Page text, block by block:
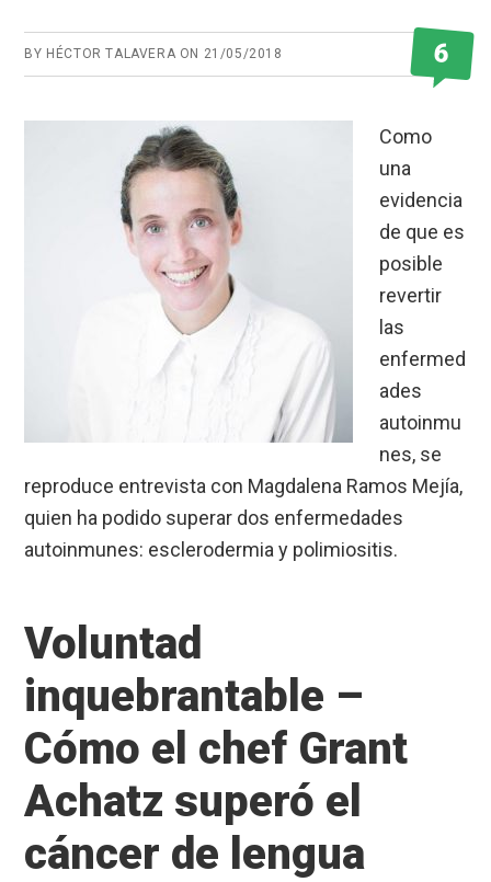
BY HÉCTOR TALAVERA ON 21/05/2018 6
Como
una
evidencia
de que es
posible
revertir
las
enfermed
ades
autoinmu
nes, se
reproduce entrevista con Magdalena Ramos Mejía,
quien ha podido superar dos enfermedades
autoinmunes: esclerodermia y polimiositis.
Voluntad
inquebrantable –
Cómo el chef Grant
Achatz superó el
cáncer de lengua